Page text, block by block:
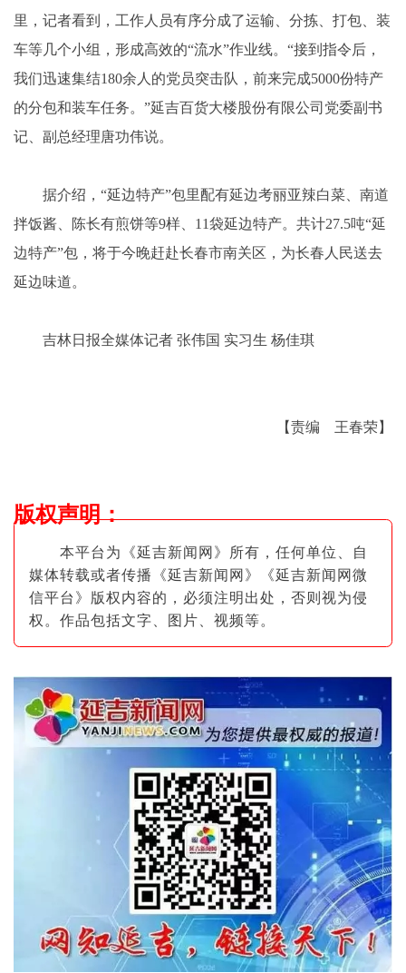
里，记者看到，工作人员有序分成了运输、分拣、打包、装
车等几个小组，形成高效的“流水”作业线。“接到指令后，
我们迅速集结180余人的党员突击队，前来完成5000份特产
的分包和装车任务。”延吉百货大楼股份有限公司党委副书
记、副总经理唐功伟说。
据介绍，“延边特产”包里配有延边考丽亚辣白菜、南道
拌饭酱、陈长有煎饼等9样、11袋延边特产。共计27.5吨“延
边特产”包，将于今晚赶赴长春市南关区，为长春人民送去
延边味道。
吉林日报全媒体记者 张伟国 实习生 杨佳琪
【责编 王春荣】
版权声明：
本平台为《延吉新闻网》所有，任何单位、自
媒体转载或者传播《延吉新闻网》《延吉新闻网微
信平台》版权内容的，必须注明出处，否则视为侵
权。作品包括文字、图片 、视频等。